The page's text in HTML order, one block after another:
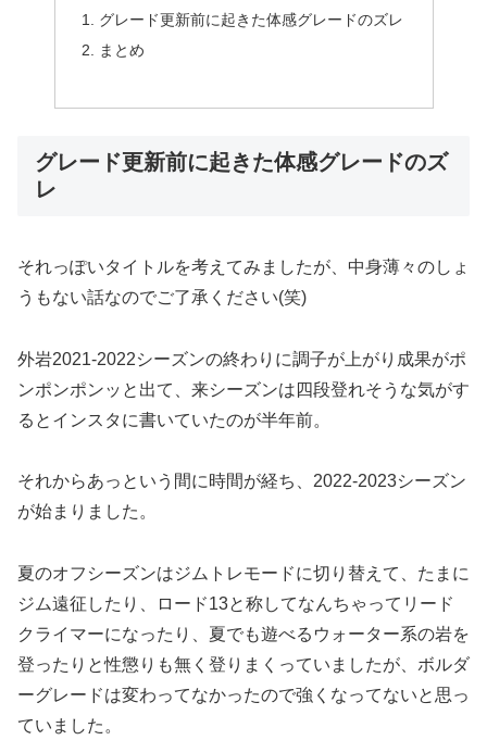
グレード更新前に起きた体感グレードのズレ
まとめ
グレード更新前に起きた体感グレードのズ
レ
それっぽいタイトルを考えてみましたが、中身薄々のしょ
うもない話なのでご了承ください(笑)
外岩2021-2022シーズンの終わりに調子が上がり成果がポ
ンポンポンッと出て、来シーズンは四段登れそうな気がす
るとインスタに書いていたのが半年前。
それからあっという間に時間が経ち、2022-2023シーズン
が始まりました。
夏のオフシーズンはジムトレモードに切り替えて、たまに
ジム遠征したり、ロード13と称してなんちゃってリード
クライマーになったり、夏でも遊べるウォーター系の岩を
登ったりと性懲りも無く登りまくっていましたが、ボルダ
ーグレードは変わってなかったので強くなってないと思っ
ていました。